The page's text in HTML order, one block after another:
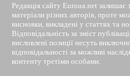
Редакція сайту Euroua.net залишає
матеріали різних авторів, проте
висновки, викладені у статтях та
Відповідальність за зміст
висловлені позиції несуть
відповідальності за можливі
контенту третіми особами.